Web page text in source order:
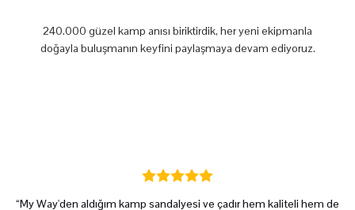
240.000 güzel kamp anısı biriktirdik, her yeni ekipmanla
doğayla buluşmanın keyfini paylaşmaya devam ediyoruz.
“My Way'den aldığım kamp sandalyesi ve çadır hem kaliteli hem de